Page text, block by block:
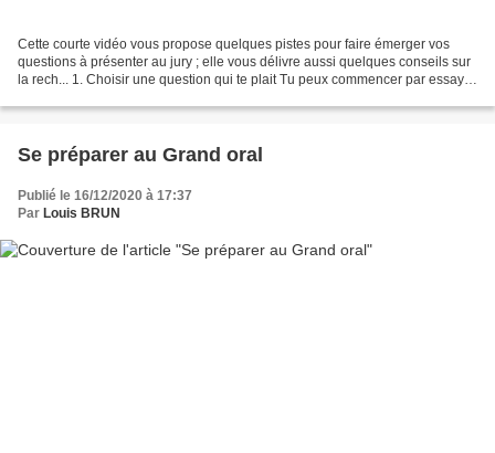
Cette courte vidéo vous propose quelques pistes pour faire émerger vos
questions à présenter au jury ; elle vous délivre aussi quelques conseils sur
la rech... 1. Choisir une question qui te plait Tu peux commencer par essayer
Se préparer au Grand oral
Publié le 16/12/2020 à 17:37
Par Louis BRUN